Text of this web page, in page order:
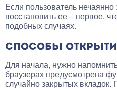
Если пользователь нечаянно
восстановить ее – первое,
подобных случаях.
СПОСОБЫ
Для начала, нужно
браузерах предусмотрена
случайно закрытых вкладок.